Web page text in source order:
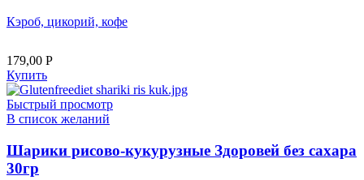
Кэроб, цикорий, кофе
179,00 Р
Купить
Быстрый просмотр
В список желаний
Шарики рисово-кукурузные Здоровей без сахара
30гр